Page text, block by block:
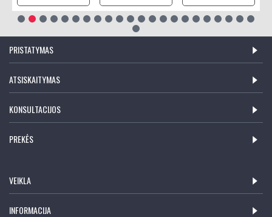
PRISTATYMAS
ATSISKAITYMAS
KONSULTACIJOS
PREKĖS
VEIKLA
INFORMACIJA